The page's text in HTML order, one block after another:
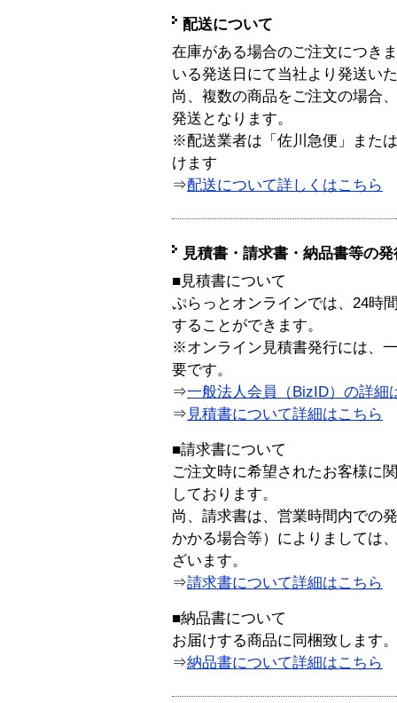
配送について
在庫がある場合のご注文につき
いる発送日にて当社より発送い
尚、複数の商品をご注文の場合
発送となります。
※配送業者は「佐川急便」また
けます
⇒配送について詳しくはこちら
見積書・請求書・納品書等の
■見積書について
ぷらっとオンラインでは、24時
することができます。
※オンライン見積書発行には、
要です。
⇒一般法人会員（BizID）の詳細
⇒ 見積書について詳細はこちら
■請求書について
ご注文時に希望されたお客様に
しております。
尚、請求書は、営業時間内での
かかる場合等）によりましては
ざいます。
⇒請求書について詳細はこちら
■納品書について
お届けする商品に同梱致します。
⇒納品書について詳細はこちら